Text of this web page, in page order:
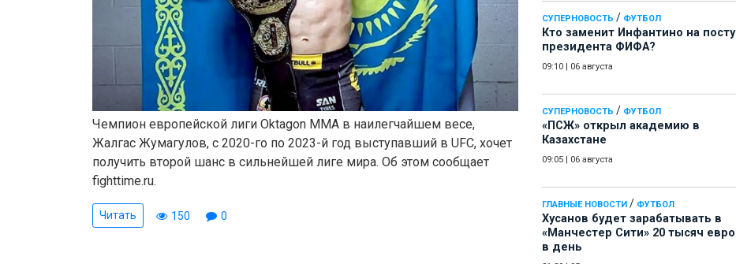
СУПЕРНОВОСТЬ / ФУТБОЛ
Кто заменит Инфантино на посту
президента ФИФА?
09:10 06 августа
СУПЕРНОВОСТЬ / ФУТБОЛ
«ПСЖ» открыл академию в
Казахстане
09:05 06 августа
ГЛАВНЫЕ НОВОСТИ / ФУТБОЛ
Хусанов будет зарабатывать в
«Манчестер Сити» 20 тысяч евро
в день
Чемпион европейской лиги Oktagon MMA в наилегчайшем весе,
Жалгас Жумагулов, с 2020-го по 2023-й год выступавший в UFC, хочет
получить второй шанс в сильнейшей лиге мира. Об этом сообщает
fighttime.ru.
Читать 150 0